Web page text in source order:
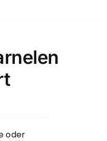
oder